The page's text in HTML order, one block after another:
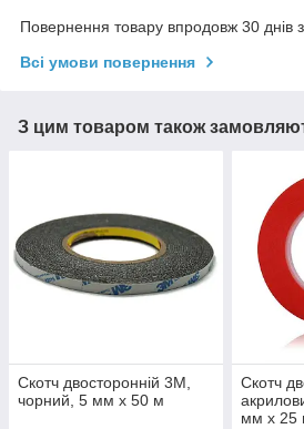
Повернення товару впродовж 30 днів
Всі умови повернення
З цим товаром також
Скотч двосторонній 3M,
чорний, 5 мм x 50 м
Скотч
мм x 25